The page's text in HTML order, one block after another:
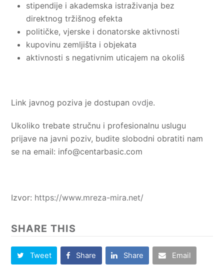
stipendije i akademska istraživanja bez
direktnog tržišnog efekta
političke, vjerske i donatorske aktivnosti
kupovinu zemljišta i objekata
aktivnosti s negativnim uticajem na okoliš
Link javnog poziva je dostupan ovdje.
Ukoliko trebate stručnu i profesionalnu uslugu
prijave na javni poziv, budite slobodni obratiti nam
se na email: info@centarbasic.com
Izvor: https://www.mreza-mira.net/
SHARE THIS
Tweet Share Share Email